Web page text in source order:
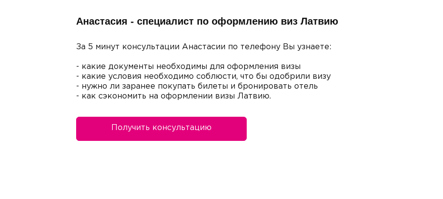
Анастасия - специалист по оформлению виз Латвию
За 5 минут консультации Анастасии по телефону Вы узнаете:
- какие документы необходимы для оформления визы
- какие условия необходимо соблюсти, что бы одобрили визу
- нужно ли заранее покупать билеты и бронировать отель
- как сэкономить на оформлении визы Латвию.
Получить консультацию